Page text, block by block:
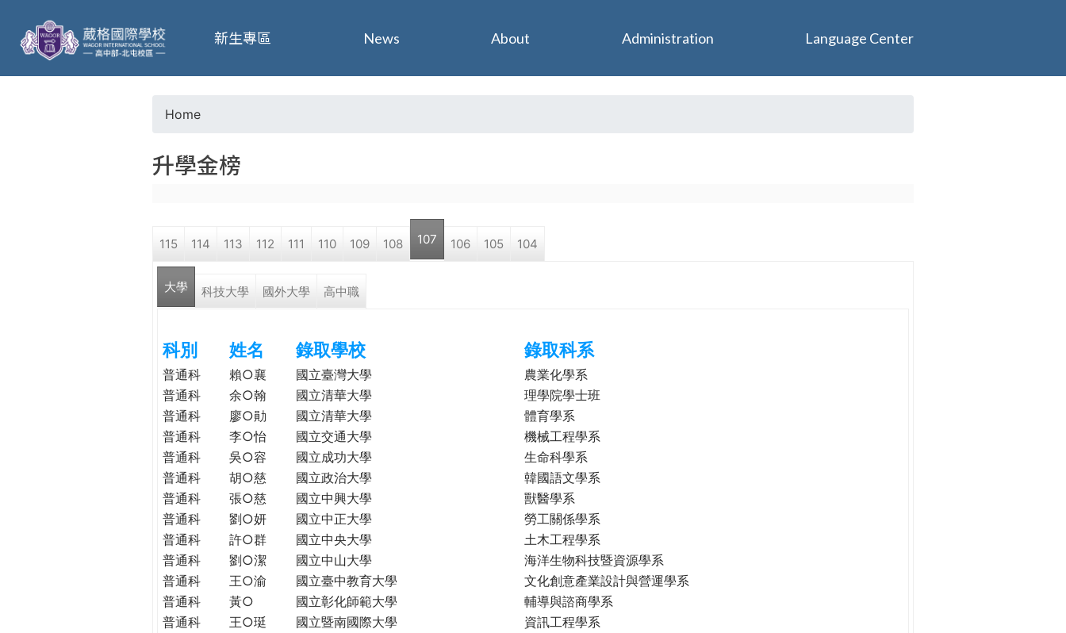
葳
格
o
a
r
h
e
r
e
Home
升學金榜
115 114 113 112 111 110 109 108 107 106 105 104
大學 科技大學 國外大學 高中職
科別 姓名 錄取學校 錄取科系
普通科 賴○襄 國立臺灣大學
農業化學系
普通科
余○翰 國立清華大學
理學院學士班
普通科
廖○勛 國立清華大學
體育學系
普通科
李○怡 國立交通大學
機械工程學系
普通科
吳○容 國立成功大學
生命科學系
普通科
胡○慈 國立政治大學
韓國語文學系
普通科
張○慈 國立中興大學
獸醫學系
普通科
劉○妍 國立中正大學
勞工關係學系
普通科
許○群 國立中央大學
土木工程學系
普通科
劉○潔 國立中山大學
海洋生物科技暨資源學系
普通科
王○渝 國立臺中教育大學
文化創意產業設計與營運學系
普通科
黃○ 國立彰化師範大學
輔導與諮商學系
普通科
王○珽 國立暨南國際大學
資訊工程學系
新生專區 News About Administration Language Center